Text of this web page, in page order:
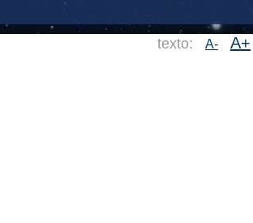
texto: A- A+